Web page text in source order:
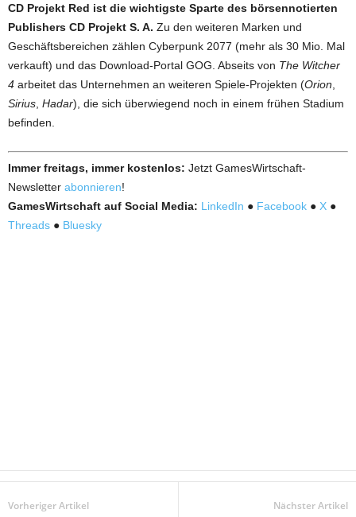
CD Projekt Red ist die wichtigste Sparte des börsennotierten
Publishers CD Projekt S. A. Zu den weiteren Marken und
Geschäftsbereichen zählen Cyberpunk 2077 (mehr als 30 Mio. Mal
verkauft) und das Download-Portal GOG. Abseits von The Witcher
4 arbeitet das Unternehmen an weiteren Spiele-Projekten (Orion
Sirius Hadar), die sich überwiegend noch in einem frühen Stadium
befinden.
Immer freitags, immer kostenlos: Jetzt GamesWirtschaft-
Newsletter abonnieren!
GamesWirtschaft auf Social Media: LinkedIn ● Facebook ● X ●
Threads ● Bluesky
Vorheriger Artikel Nächster Artikel